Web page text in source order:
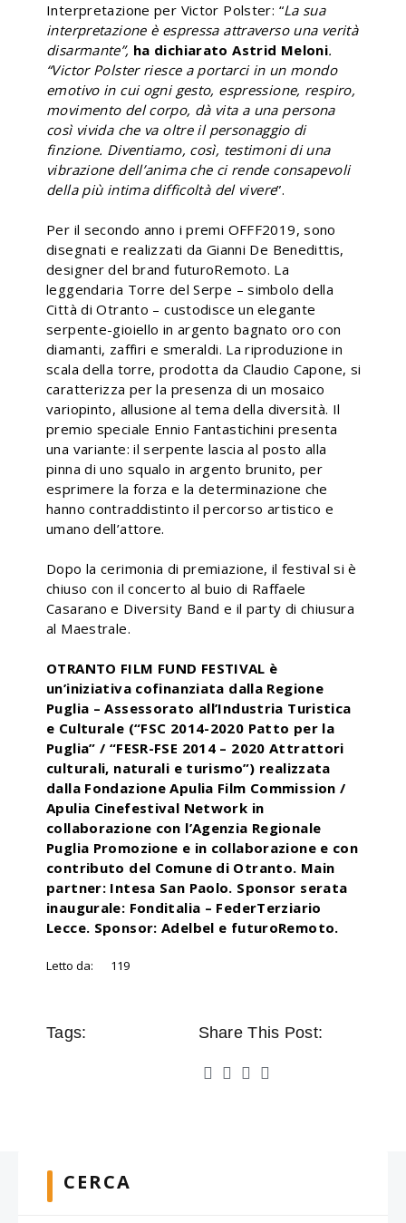
Interpretazione per Victor Polster: “La sua
interpretazione è espressa attraverso una verità
disarmante”, ha dichiarato Astrid Meloni.
“Victor Polster riesce a portarci in un mondo
emotivo in cui ogni gesto, espressione, respiro,
movimento del corpo, dà vita a una persona
così vivida che va oltre il personaggio di
finzione. Diventiamo, così, testimoni di una
vibrazione dell’anima che ci rende consapevoli
della più intima difficoltà del vivere”.
Per il secondo anno i premi OFFF2019, sono
disegnati e realizzati da Gianni De Benedittis,
designer del brand futuroRemoto. La
leggendaria Torre del Serpe – simbolo della
Città di Otranto – custodisce un elegante
serpente-gioiello in argento bagnato oro con
diamanti, zaffiri e smeraldi. La riproduzione in
scala della torre, prodotta da Claudio Capone, si
caratterizza per la presenza di un mosaico
variopinto, allusione al tema della diversità. Il
premio speciale Ennio Fantastichini presenta
una variante: il serpente lascia al posto alla
pinna di uno squalo in argento brunito, per
esprimere la forza e la determinazione che
hanno contraddistinto il percorso artistico e
umano dell’attore.
Dopo la cerimonia di premiazione, il festival si è
chiuso con il concerto al buio di Raffaele
Casarano e Diversity Band e il party di chiusura
al Maestrale.
OTRANTO FILM FUND FESTIVAL è
un’iniziativa cofinanziata dalla Regione
Puglia – Assessorato all’Industria Turistica
e Culturale (“FSC 2014-2020 Patto per la
Puglia” / “FESR-FSE 2014 – 2020 Attrattori
culturali, naturali e turismo”) realizzata
dalla Fondazione Apulia Film Commission /
Apulia Cinefestival Network in
collaborazione con l’Agenzia Regionale
Puglia Promozione e in collaborazione e con
contributo del Comune di Otranto. Main
partner: Intesa San Paolo. Sponsor serata
inaugurale: Fonditalia – FederTerziario
Lecce. Sponsor: Adelbel e futuroRemoto.
Letto da: 119
Tags: Share This Post:
CERCA